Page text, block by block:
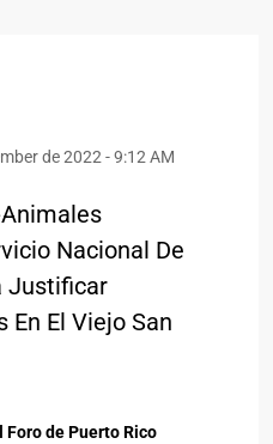
de 2022 - 9:12 AM
Nacional De
Justificar
En El Viejo San
Foro de Puerto Rico